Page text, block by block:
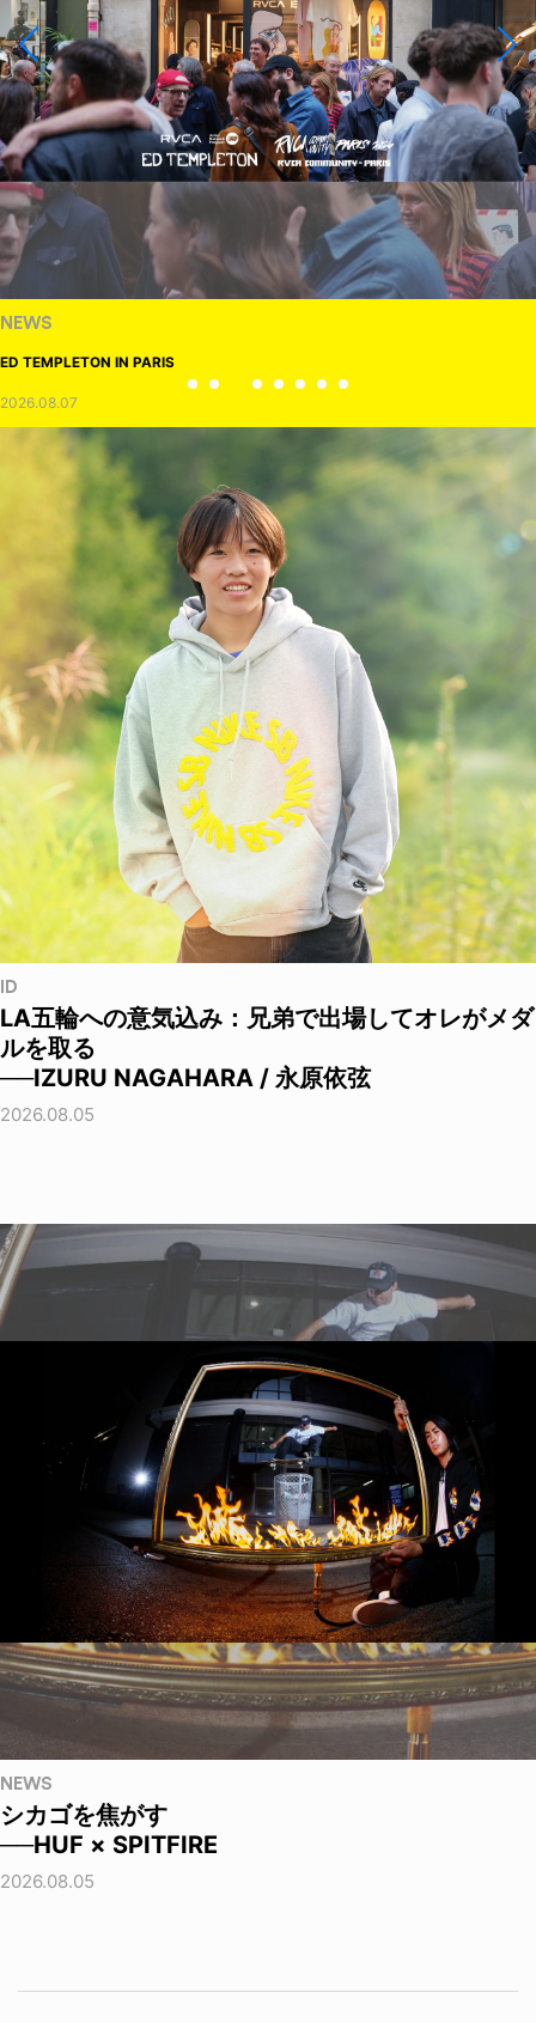
NEWS
ED TEMPLETON IN PARIS
2026.08.07
ID
LA五輪への意気込み：兄弟で出場してオレがメダ
ルを取る
──IZURU NAGAHARA / 永原依弦
2026.08.05
NEWS
シカゴを焦がす
──HUF × SPITFIRE
2026.08.05